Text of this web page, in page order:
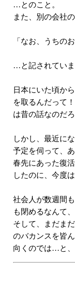
…とのこと。
また、別の会社
「なお、うちの
…と記されていま
日本にいた頃か
を取るんだって
は昔の話なのだ
しかし、最近に
予定を伺って、
春先にあった復
したのに、今度
社会人が数週間
も閉めるなんて
そして、まだま
のバカンスを皆
向くのでは…と、